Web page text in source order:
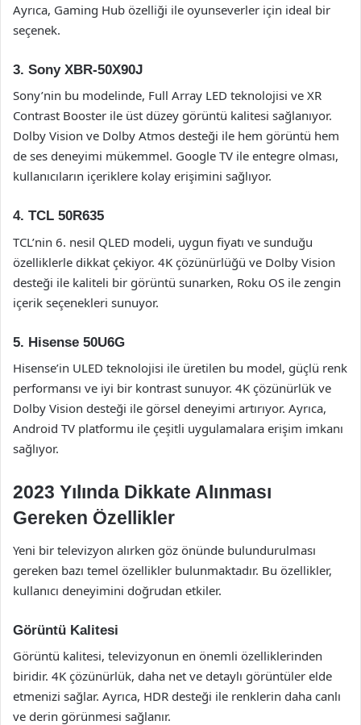
Ayrıca, Gaming Hub özelliği ile oyunseverler için ideal bir
seçenek.
3. Sony XBR-50X90J
Sony’nin bu modelinde, Full Array LED teknolojisi ve XR
Contrast Booster ile üst düzey görüntü kalitesi sağlanıyor.
Dolby Vision ve Dolby Atmos desteği ile hem görüntü hem
de ses deneyimi mükemmel. Google TV ile entegre olması,
kullanıcıların içeriklere kolay erişimini sağlıyor.
4. TCL 50R635
TCL’nin 6. nesil QLED modeli, uygun fiyatı ve sunduğu
özelliklerle dikkat çekiyor. 4K çözünürlüğü ve Dolby Vision
desteği ile kaliteli bir görüntü sunarken, Roku OS ile zengin
içerik seçenekleri sunuyor.
5. Hisense 50U6G
Hisense’in ULED teknolojisi ile üretilen bu model, güçlü renk
performansı ve iyi bir kontrast sunuyor. 4K çözünürlük ve
Dolby Vision desteği ile görsel deneyimi artırıyor. Ayrıca,
Android TV platformu ile çeşitli uygulamalara erişim imkanı
sağlıyor.
2023 Yılında Dikkate Alınması
Gereken Özellikler
Yeni bir televizyon alırken göz önünde bulundurulması
gereken bazı temel özellikler bulunmaktadır. Bu özellikler,
kullanıcı deneyimini doğrudan etkiler.
Görüntü Kalitesi
Görüntü kalitesi, televizyonun en önemli özelliklerinden
biridir. 4K çözünürlük, daha net ve detaylı görüntüler elde
etmenizi sağlar. Ayrıca, HDR desteği ile renklerin daha canlı
ve derin görünmesi sağlanır.